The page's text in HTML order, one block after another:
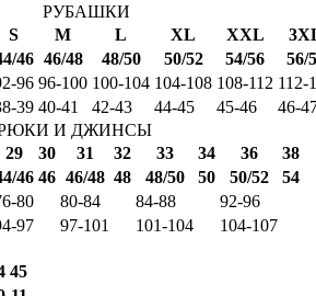
РУБАШКИ
S M L XL XXL
46 46/48 48/50 50/52 54/56
56/
96 96-100 100-104 104-108 108-112 112-
39 40-41 42-43 44-45 45-46
46-
И ДЖИНСЫ
29 30 31 32 33 34 36
38
46 46 46/48 48 48/50 50 50/52
54
80 80-84 84-88
92-96
97 97-101 101-104
104-107
45